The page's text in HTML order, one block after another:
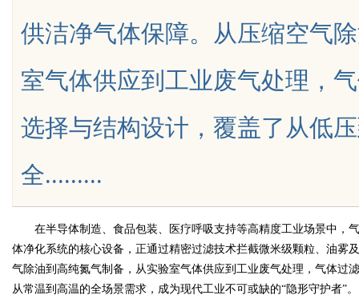
供洁净气体保障。从压缩空气
室气体供应到工业废气处理，
选择与结构设计，覆盖了从低
全.........
在半导体制造、食品包装、医疗呼吸支持等高精度工业场景中，
体净化系统的核心设备，正通过精密过滤技术拦截微米级颗粒、油雾
气除油到高纯氮气制备，从实验室气体供应到工业废气处理，气体过
从常温到高温的全场景需求，成为现代工业不可或缺的“隐形守护者”。